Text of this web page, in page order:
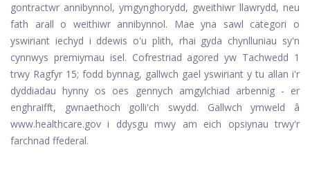
gontractwr annibynnol, ymgynghorydd, gweithiwr llawrydd, neu
fath arall o weithiwr annibynnol. Mae yna sawl categori o
yswiriant iechyd i ddewis o'u plith, rhai gyda chynlluniau sy'n
cynnwys premiymau isel. Cofrestriad agored yw Tachwedd 1
trwy Ragfyr 15; fodd bynnag, gallwch gael yswiriant y tu allan i'r
dyddiadau hynny os oes gennych amgylchiad arbennig - er
enghraifft, gwnaethoch golli'ch swydd. Gallwch ymweld â
www.healthcare.gov i ddysgu mwy am eich opsiynau trwy'r
farchnad ffederal.